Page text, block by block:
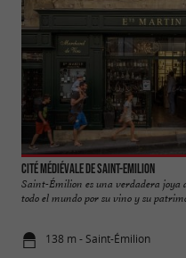
Cité médiévale de Saint-Emilion
Saint-Émilion es una verdadera joya
todo el mundo por su vino y su
138 m - Saint-Émilion